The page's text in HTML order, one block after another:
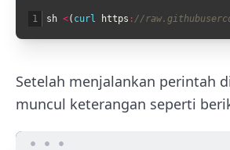
1 sh <( curl https : //
Setelah menjalankan perintah
muncul keterangan seperti